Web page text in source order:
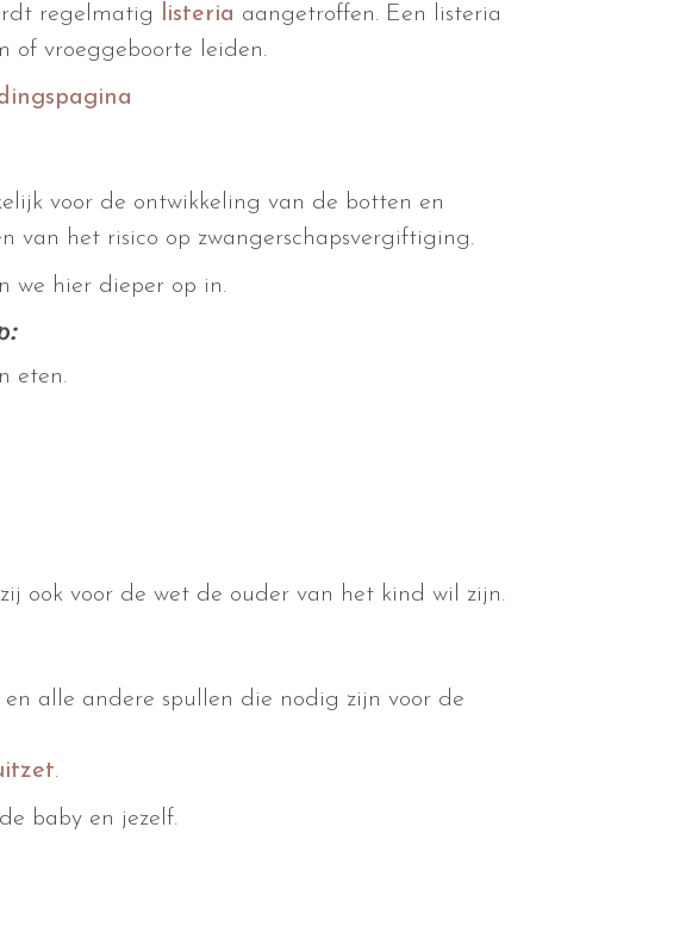
regelmatig
listeria aangetroffen. Een listeria
of vroeggeboorte leiden.
voor de ontwikkeling van de botten en
van het risico op zwangerschapsvergiftiging.
we hier dieper op in.
eten.
ook voor de wet de ouder van het kind wil zijn.
alle andere spullen die nodig zijn voor de
.
baby en jezelf.